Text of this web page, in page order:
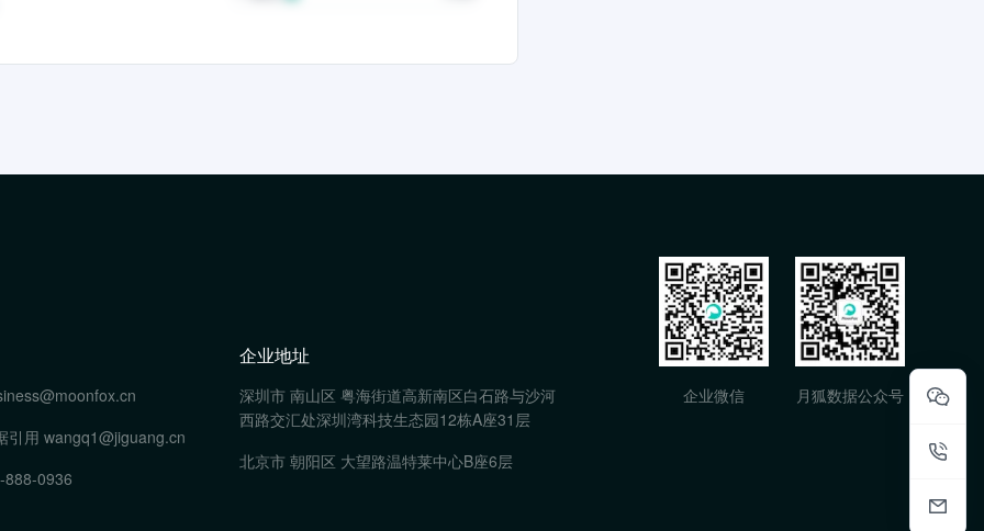
引用 wangq1@jiguang.cn
888-0936
企业地址
深圳市 南山区 粤海街道高新南区白石路与沙河
西路交汇处深圳湾科技生态园12栋A座31层
北京市 朝阳区 大望路温特莱中心B座6层
企业微信 月狐数据公众号